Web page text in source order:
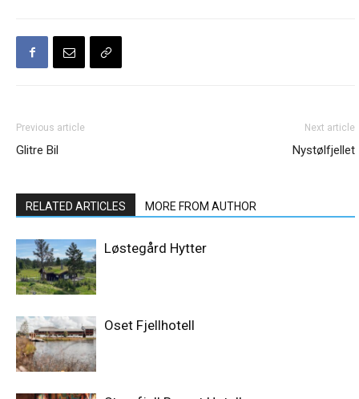
Previous article
Glitre Bil
Next article
Nystølfjellet
RELATED ARTICLES MORE FROM AUTHOR
Løstegård Hytter
Oset Fjellhotell